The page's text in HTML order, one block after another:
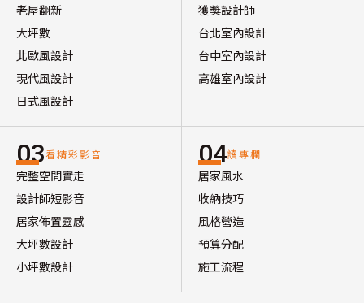
老屋翻新
大坪數
北歐風設計
現代風設計
日式風設計
獲獎設計師
台北室內設計
台中室內設計
高雄室內設計
03看精彩影音
完整空間實走
設計師短影音
居家佈置靈感
大坪數設計
小坪數設計
04讀專欄
居家風水
收納技巧
風格營造
預算分配
施工流程